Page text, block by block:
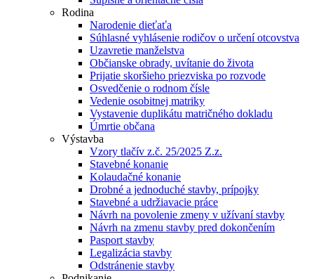
Rodina
Narodenie dieťaťa
Súhlasné vyhlásenie rodičov o určení otcovstva
Uzavretie manželstva
Občianske obrady, uvítanie do života
Prijatie skoršieho priezviska po rozvode
Osvedčenie o rodnom čísle
Vedenie osobitnej matriky
Vystavenie duplikátu matričného dokladu
Úmrtie občana
Výstavba
Vzory tlačív z.č. 25/2025 Z.z.
Stavebné konanie
Kolaudačné konanie
Drobné a jednoduché stavby, prípojky
Stavebné a udržiavacie práce
Návrh na povolenie zmeny v užívaní stavby
Návrh na zmenu stavby pred dokončením
Pasport stavby
Legalizácia stavby
Odstránenie stavby